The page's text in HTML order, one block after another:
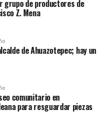
grupo de productores de
Z. Mena
de Ahuazotepec; hay un
comunitario en
para resguardar piezas